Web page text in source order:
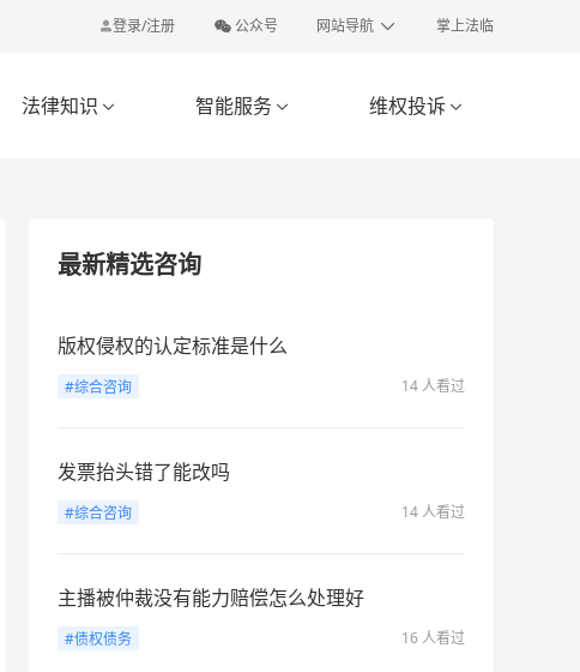
登录/注册 公众号 网站导航 掌上法临
法律知识  智能服务  维权投诉 
最新精选咨询
版权侵权的认定标准是什么
#综合咨询 14 人看过
发票抬头错了能改吗
#综合咨询 14 人看过
主播被仲裁没有能力赔偿怎么处理好
#债权债务 16 人看过